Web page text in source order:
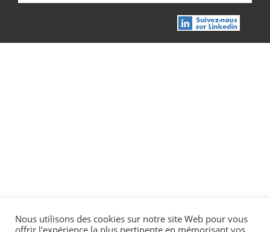
Nous utilisons des cookies sur notre site Web pour vous
offrir l'expérience la plus pertinente en mémorisant vos